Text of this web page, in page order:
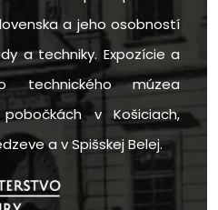
a jeho osobností
a techniky. Expozície a
technického múzea
v Košiciach,
a v Spišskej Belej.